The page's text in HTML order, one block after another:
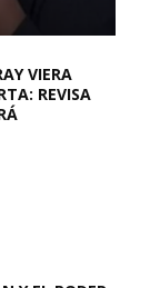
VIERA
REVISA